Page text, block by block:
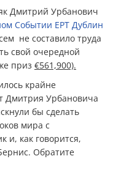
Дмитрий Урбанович
Событии EPT Дублин
не составило труда
свой очередной
приз €561,900).
крайне
Дмитрия Урбановича
бы сделать
мира с
и, как говорится,
Обратите